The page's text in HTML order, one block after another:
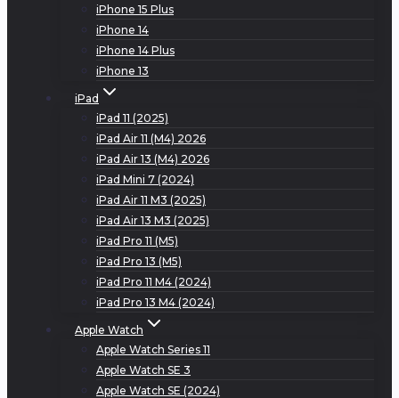
iPhone 15 Plus
iPhone 14
iPhone 14 Plus
iPhone 13
iPad
iPad 11 (2025)
iPad Air 11 (M4) 2026
iPad Air 13 (M4) 2026
iPad Mini 7 (2024)
iPad Air 11 M3 (2025)
iPad Air 13 M3 (2025)
iPad Pro 11 (M5)
iPad Pro 13 (M5)
iPad Pro 11 M4 (2024)
iPad Pro 13 M4 (2024)
Apple Watch
Apple Watch Series 11
Apple Watch SE 3
Apple Watch SE (2024)